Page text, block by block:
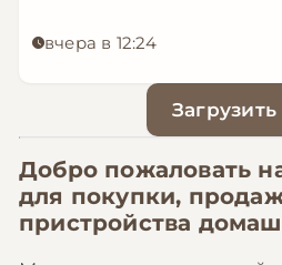
вчера в 12:24
Добро пожаловать
для покупки,
пристройства